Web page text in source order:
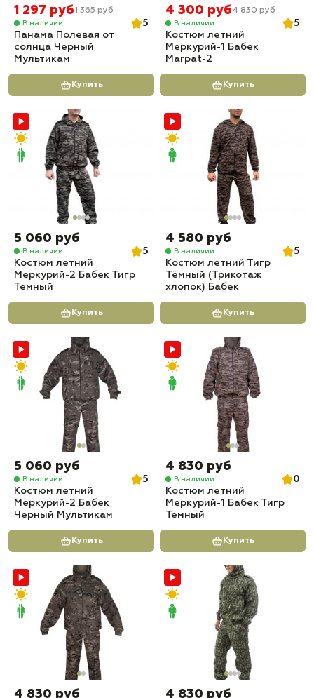
1 297 руб1 365 руб
В наличии
5
Панама Полевая от
солнца Черный
Мультикам
Купить
4 300 руб4 830 руб
В наличии
5
Костюм летний
Меркурий-1 Бабек
Marpat-2
Купить
5 060 руб
В наличии
5
Костюм летний
Меркурий-2 Бабек Тигр
Темный
Купить
4 580 руб
В наличии
5
Костюм летний Тигр
Тёмный (Трикотаж
хлопок) Бабек
Купить
5 060 руб
В наличии
5
Костюм летний
Меркурий-2 Бабек
Черный Мультикам
Купить
4 830 руб
В наличии
0
Костюм летний
Меркурий-1 Бабек Тигр
Темный
Купить
4 830 руб 4 830 руб